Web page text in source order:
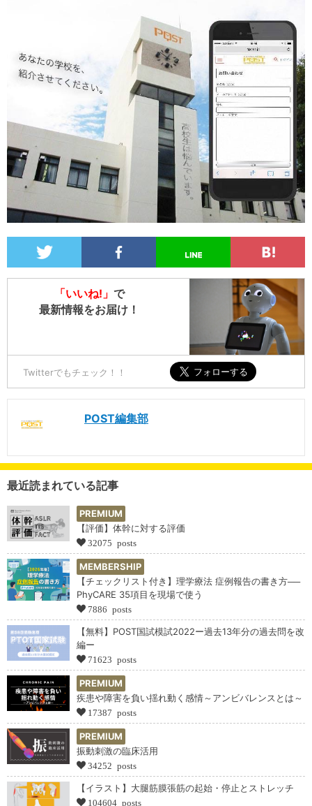
「いいね!」 で
最新情報をお届け！
Twitterでもチェック！！
POST編集部
最近読まれている記事
PREMIUM
【評価】体幹に対する評価
32075 posts
MEMBERSHIP
【チェックリスト付き】理学療法 症例報告の書き方──
PhyCARE 35項目を現場で使う
7886 posts
【無料】POST国試模試2022ー過去13年分の過去問を改
編ー
71623 posts
PREMIUM
疾患や障害を負い揺れ動く感情～アンビバレンスとは～
17387 posts
PREMIUM
振動刺激の臨床活用
34252 posts
【イラスト】大腿筋膜張筋の起始・停止とストレッチ
104604 posts